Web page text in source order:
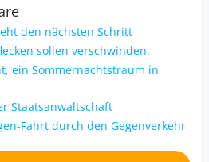
den nächsten Schritt
sollen verschwinden.
ein Sommernachtstraum in
Staatsanwaltschaft
Fahrt durch den Gegenverkehr